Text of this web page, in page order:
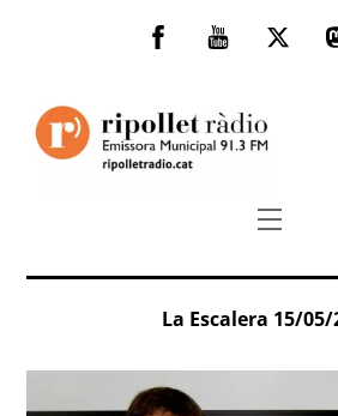
Facebook
You
Twitter
Menu
La Escalera 15/05/